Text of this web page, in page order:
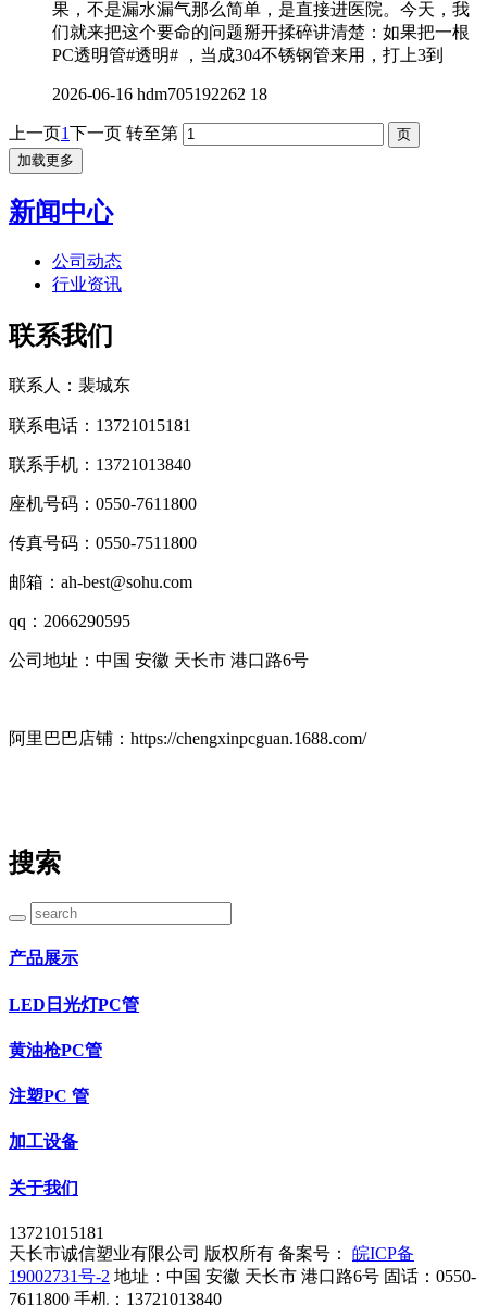
果，不是漏水漏气那么简单，是直接进医院。今天，我
们就来把这个要命的问题掰开揉碎讲清楚：如果把一根
PC透明管#透明# ，当成304不锈钢管来用，打上3到
2026-06-16 hdm705192262 18
上一页1下一页 转至第
加载更多
新闻中心
公司动态
行业资讯
联系我们
联系人：裴城东
联系电话：13721015181
联系手机：13721013840
座机号码：0550-7611800
传真号码：0550-7511800
邮箱：ah-best@sohu.com
qq：2066290595
公司地址：中国 安徽 天长市 港口路6号
阿里巴巴店铺：https://chengxinpcguan.1688.com/
搜索
产品展示
LED日光灯PC管
黄油枪PC管
注塑PC 管
加工设备
关于我们
13721015181
天长市诚信塑业有限公司 版权所有 备案号： 皖ICP备
19002731号-2 地址：中国 安徽 天长市 港口路6号 固话：0550-
7611800 手机：13721013840